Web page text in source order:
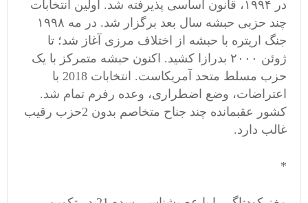
در ۱۹۹۴، قانون اساسی پذیرفته شد. اولین انتخابات
چند حزبی حبشه سال بعد برگزار شد. در مه ۱۹۹۸
جنگ اریتره با حبشه از اختلاف مرزی آغاز شد؛ تا
ژوئن ۲۰۰۰ بدرازا کشید. اکنون حبشه متمرکز با یک
حزب مسلط متحد آمریکاست. انتخابات 2018 با
اعتراضات، وضع اضطراری، وعده رفرم تمام شد.
کشور عقبمانده چند جناح متخاصم بدون 2حزب رقیب
غالب دارد.
*